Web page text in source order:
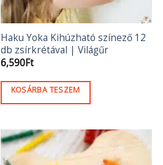
Haku Yoka Kihúzható színező 12
db zsírkrétával | Világűr
6,590Ft
KOSÁRBA TESZEM